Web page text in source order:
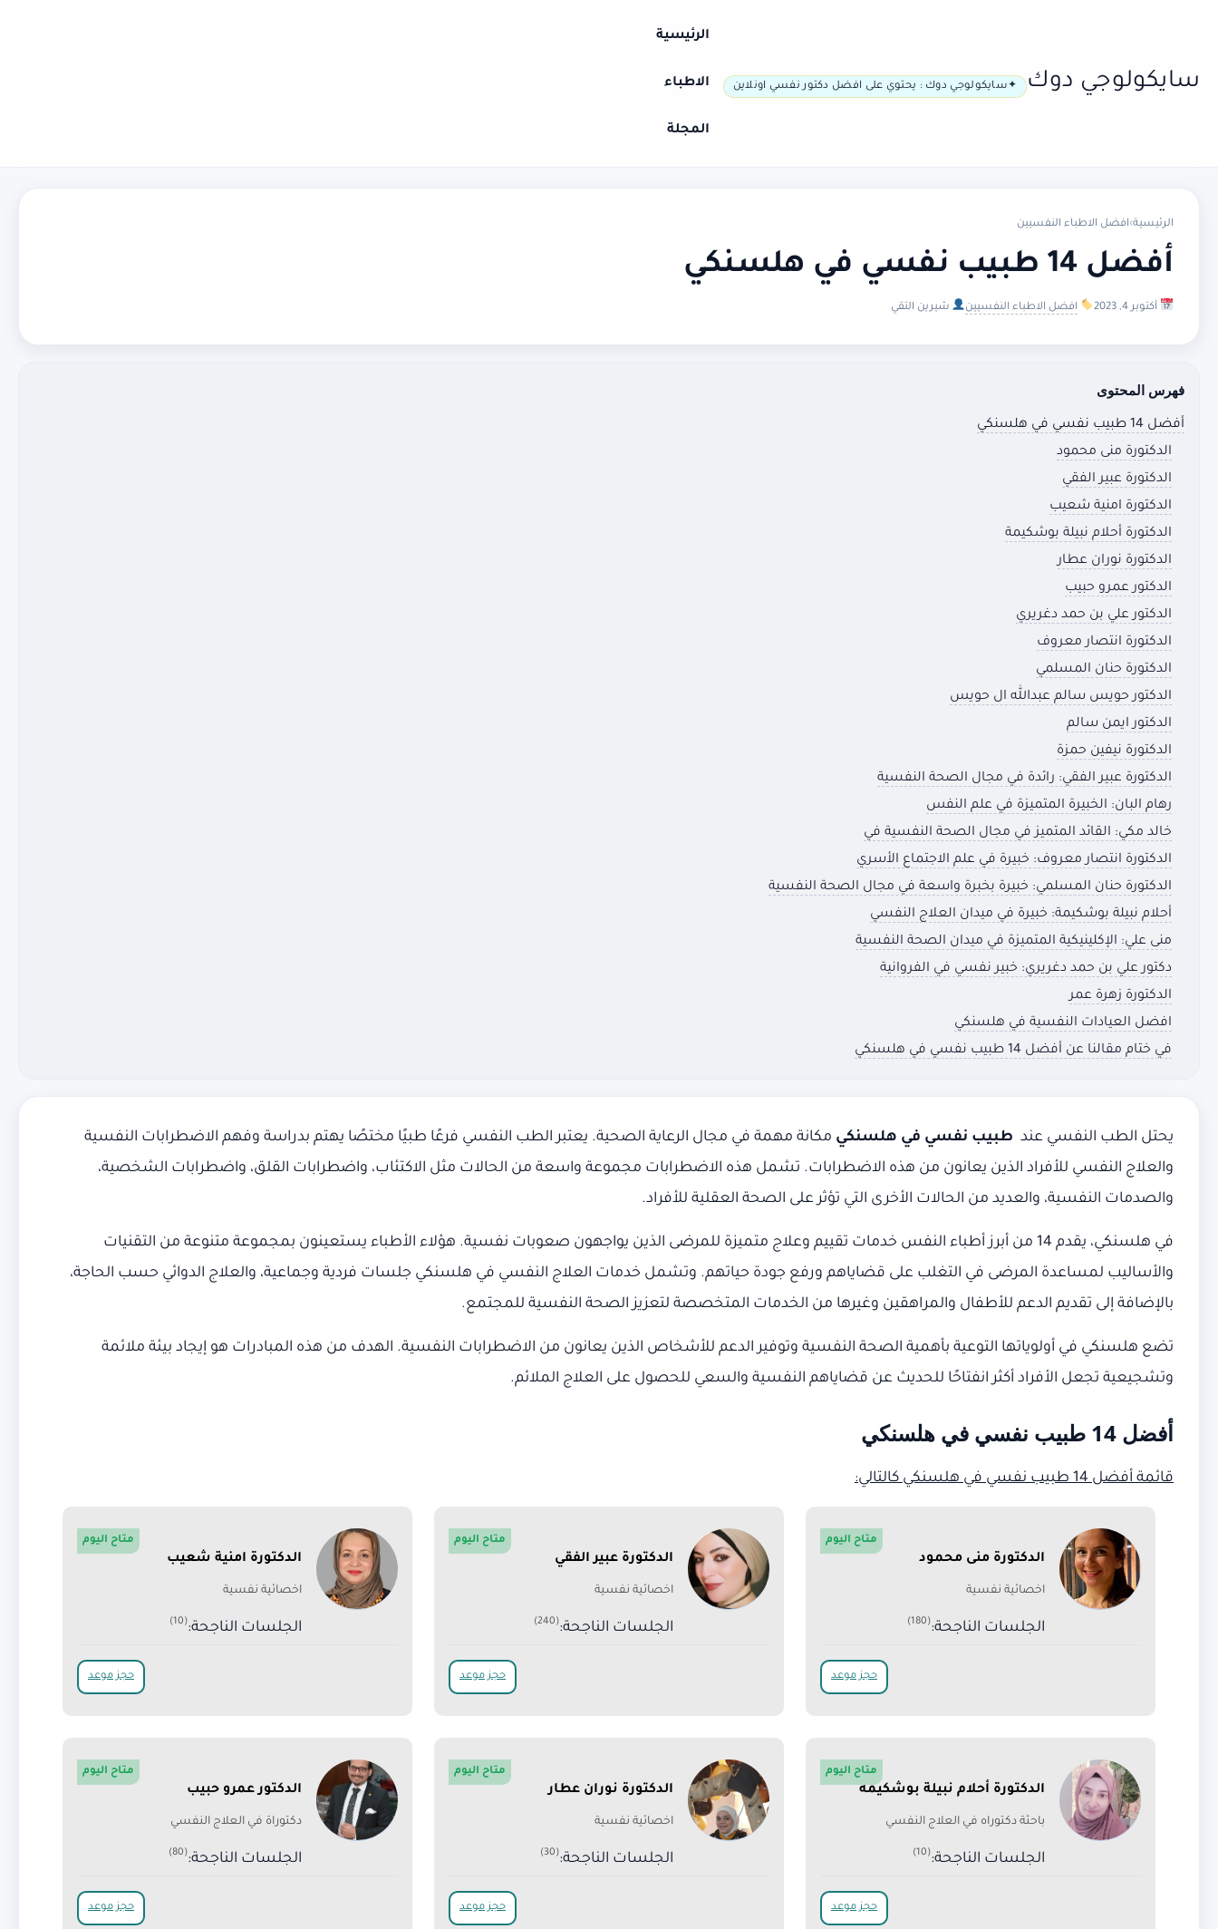
سايكولوجي دوك سايكولوجي دوك : يحتوي على افضل دكتور نفسي اونلاين
الرئيسية
الاطباء
المجلة
الرئيسية›افضل الاطباء النفسيين
أفضل 14 طبيب نفسي في هلسنكي
أكتوبر 4, 2023 افضل الاطباء النفسيين شيرين التقي
فهرس المحتوى
أفضل 14 طبيب نفسي في هلسنكي
الدكتورة منى محمود
الدكتورة عبير الفقي
الدكتورة امنية شعيب
الدكتورة أحلام نبيلة بوشكيمة
الدكتورة نوران عطار
الدكتور عمرو حبيب
الدكتور علي بن حمد دغريري
الدكتورة انتصار معروف
الدكتورة حنان المسلمي
الدكتور حويس سالم عبدالله ال حويس
الدكتور ايمن سالم
الدكتورة نيفين حمزة
الدكتورة عبير الفقي: رائدة في مجال الصحة النفسية
رهام البان: الخبيرة المتميزة في علم النفس
خالد مكي: القائد المتميز في مجال الصحة النفسية في
الدكتورة انتصار معروف: خبيرة في علم الاجتماع الأسري
الدكتورة حنان المسلمي: خبيرة بخبرة واسعة في مجال الصحة النفسية
أحلام نبيلة بوشكيمة: خبيرة في ميدان العلاج النفسي
منى علي: الإكلينيكية المتميزة في ميدان الصحة النفسية
دكتور علي بن حمد دغريري: خبير نفسي في الفروانية
الدكتورة زهرة عمر
افضل العيادات النفسية في هلسنكي
في ختام مقالنا عن أفضل 14 طبيب نفسي في هلسنكي
يحتل الطب النفسي عند طبيب نفسي في هلسنكي مكانة مهمة في مجال الرعاية الصحية. يعتبر الطب النفسي فرعًا طبيًا مختصًا يهتم بدراسة وفهم الاضطرابات النفسية
والعلاج النفسي للأفراد الذين يعانون من هذه الاضطرابات. تشمل هذه الاضطرابات مجموعة واسعة من الحالات مثل الاكتئاب، واضطرابات القلق، واضطرابات الشخصية،
والصدمات النفسية، والعديد من الحالات الأخرى التي تؤثر على الصحة العقلية للأفراد.
في هلسنكي، يقدم 14 من أبرز أطباء النفس خدمات تقييم وعلاج متميزة للمرضى الذين يواجهون صعوبات نفسية. هؤلاء الأطباء يستعينون بمجموعة متنوعة من التقنيات
والأساليب لمساعدة المرضى في التغلب على قضاياهم ورفع جودة حياتهم. وتشمل خدمات العلاج النفسي في هلسنكي جلسات فردية وجماعية، والعلاج الدوائي حسب الحاجة،
بالإضافة إلى تقديم الدعم للأطفال والمراهقين وغيرها من الخدمات المتخصصة لتعزيز الصحة النفسية للمجتمع.
تضع هلسنكي في أولوياتها التوعية بأهمية الصحة النفسية وتوفير الدعم للأشخاص الذين يعانون من الاضطرابات النفسية. الهدف من هذه المبادرات هو إيجاد بيئة ملائمة
وتشجيعية تجعل الأفراد أكثر انفتاحًا للحديث عن قضاياهم النفسية والسعي للحصول على العلاج الملائم.
أفضل 14 طبيب نفسي في هلسنكي
قائمةأفضل 14 طبيب نفسي في هلسنكي كالتالي:
الدكتورة منى محمود
اخصائية نفسية
الجلسات الناجحة:(180)
متاح اليوم
حجز موعد
الدكتورة عبير الفقي
اخصائية نفسية
الجلسات الناجحة:(240)
متاح اليوم
حجز موعد
الدكتورة امنية شعيب
اخصائية نفسية
الجلسات الناجحة:(10)
متاح اليوم
حجز موعد
الدكتورة أحلام نبيلة بوشكيمة
باحثة دكتوراه في العلاج النفسي
الجلسات الناجحة:(10)
متاح اليوم
حجز موعد
الدكتورة نوران عطار
اخصائية نفسية
الجلسات الناجحة:(30)
متاح اليوم
حجز موعد
الدكتور عمرو حبيب
دكتوراة في العلاج النفسي
الجلسات الناجحة:(80)
متاح اليوم
حجز موعد